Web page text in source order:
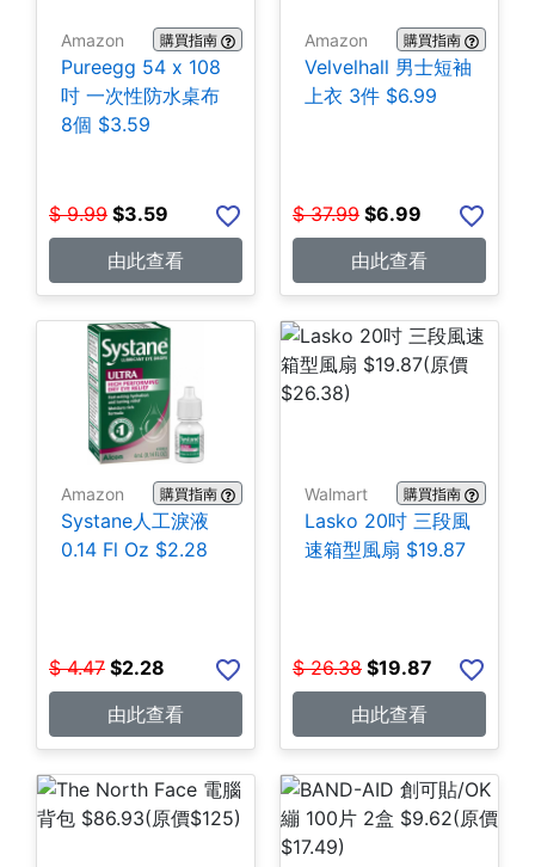
Amazon 購買指南
Pureegg 54 x 108
吋 一次性防水桌布
8個 $3.59
$ 9.99 $3.59
由此查看
Amazon 購買指南
Velvelhall 男士短袖
上衣 3件 $6.99
$ 37.99 $6.99
由此查看
Amazon 購買指南
Systane人工淚液
0.14 Fl Oz $2.28
$ 4.47 $2.28
由此查看
Walmart 購買指南
Lasko 20吋 三段風
速箱型風扇 $19.87
$ 26.38 $19.87
由此查看